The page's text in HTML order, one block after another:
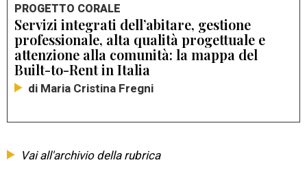
PROGETTO CORALE
Servizi integrati dell’abitare, gestione
professionale, alta qualità progettuale e
attenzione alla comunità: la mappa del
Built-to-Rent in Italia
di Maria Cristina Fregni
Vai all'archivio della rubrica